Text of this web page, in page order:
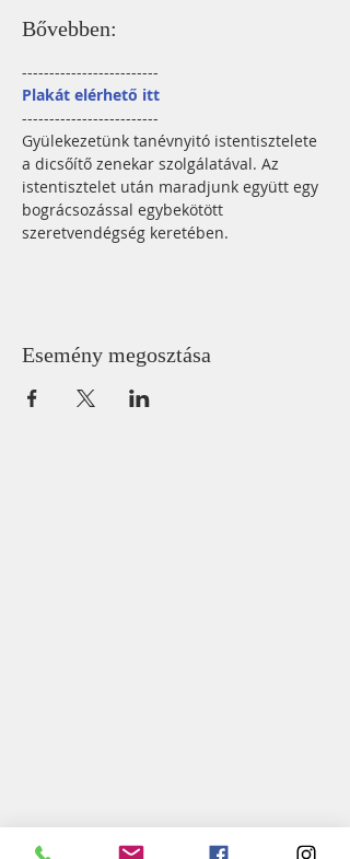
Bővebben:
-------------------------
Plakát elérhető itt
-------------------------
Gyülekezetünk tanévnyitó istentisztelete
a dicsőítő zenekar szolgálatával. Az
istentisztelet után maradjunk együtt egy
bográcsozással egybekötött
szeretvendégség keretében.
Esemény megosztása